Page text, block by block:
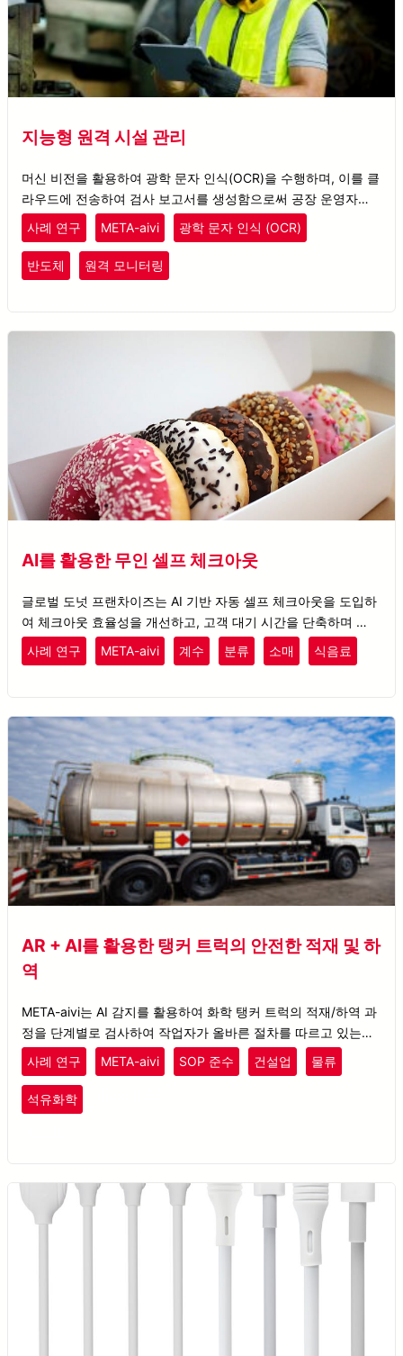
지능형 원격 시설 관리
머신 비전을 활용하여 광학 문자 인식(OCR)을 수행하며, 이를 클
라우드에 전송하여 검사 보고서를 생성함으로써 공장 운영자가
모바일 기기를 통해 시설 검사를 손쉽게 모니터링할 수 있도록 합
니다.
사례 연구 META-aivi 광학 문자 인식 (OCR)
반도체 원격 모니터링
AI를 활용한 무인 셀프 체크아웃
글로벌 도넛 프랜차이즈는 AI 기반 자동 셀프 체크아웃을 도입하
여 체크아웃 효율성을 개선하고, 고객 대기 시간을 단축하며 매장
운영을 최적화했습니다.
사례 연구 META-aivi 계수 분류 소매 식음료
AR + AI를 활용한 탱커 트럭의 안전한 적재 및 하
역
META-aivi는 AI 감지를 활용하여 화학 탱커 트럭의 적재/하역 과
정을 단계별로 검사하여 작업자가 올바른 절차를 따르고 있는지
확인합니다.
사례 연구 META-aivi SOP 준수 건설업 물류
석유화학